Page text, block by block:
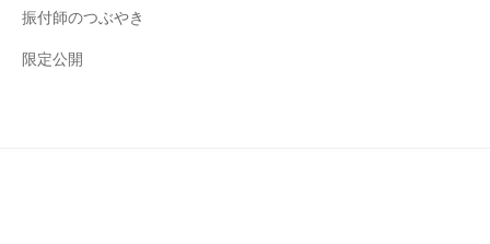
振付師のつぶやき
限定公開